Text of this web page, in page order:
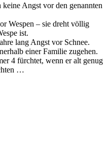
keine Angst vor den genannten
Wespen – sie dreht völlig
ist.
lang Angst vor Schnee.
einer Familie zugehen.
4 fürchtet, wenn er alt genug
…